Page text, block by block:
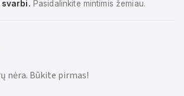
svarbi. Pasidalinkite mintimis žemiau.
nėra. Būkite pirmas!